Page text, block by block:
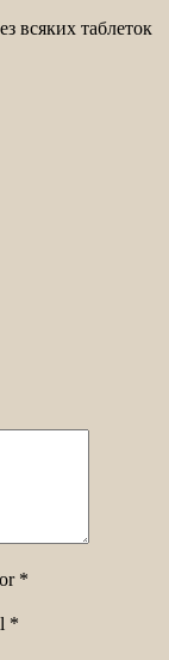
всяких таблеток
*
*